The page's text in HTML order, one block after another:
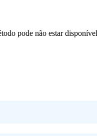
pode não estar